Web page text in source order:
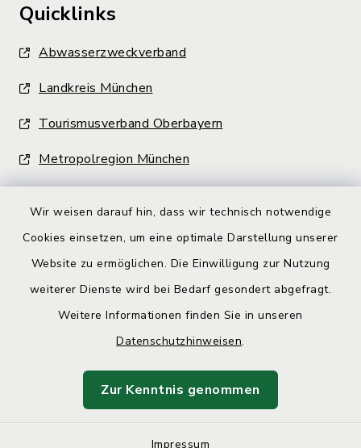
Wir weisen darauf hin, dass wir technisch notwendige
Cookies einsetzen, um eine optimale Darstellung unserer
Website zu ermöglichen. Die Einwilligung zur Nutzung
weiterer Dienste wird bei Bedarf gesondert abgefragt.
Weitere Informationen finden Sie in unseren
Datenschutzhinweisen.
Zur Kenntnis genommen
Impressum
Quicklinks
Abwasserzweckverband
Landkreis München
Tourismusverband Oberbayern
Metropolregion München
Barrierefreiheit
Impressum